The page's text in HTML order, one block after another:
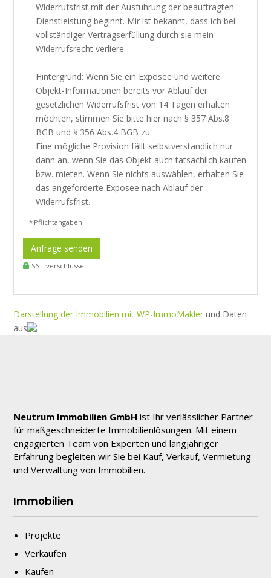
Widerrufsfrist mit der Ausführung der beauftragten
Dienstleistung beginnt. Mir ist bekannt, dass ich bei
vollständiger Vertragserfüllung durch sie mein
Widerrufsrecht verliere.
Hintergrund: Wenn Sie ein Exposee und weitere
Objekt-Informationen bereits vor Ablauf der
gesetzlichen Widerrufsfrist von 14 Tagen erhalten
möchten, stimmen Sie bitte hier nach § 357 Abs.8
BGB und § 356 Abs.4 BGB zu.
Eine mögliche Provision fällt selbstverständlich nur
dann an, wenn Sie das Objekt auch tatsächlich kaufen
bzw. mieten. Wenn Sie nichts auswählen, erhalten Sie
das angeforderte Exposee nach Ablauf der
Widerrufsfrist.
* Pflichtangaben
Anfrage senden
SSL-verschlüsselt
Darstellung der Immobilien mit WP-ImmoMakler und Daten
aus
Neutrum Immobilien GmbH ist Ihr verlässlicher Partner
für maßgeschneiderte Immobilienlösungen. Mit einem
engagierten Team von Experten und langjähriger
Erfahrung begleiten wir Sie bei Kauf, Verkauf, Vermietung
und Verwaltung von Immobilien.
Immobilien
Projekte
Verkaufen
Kaufen